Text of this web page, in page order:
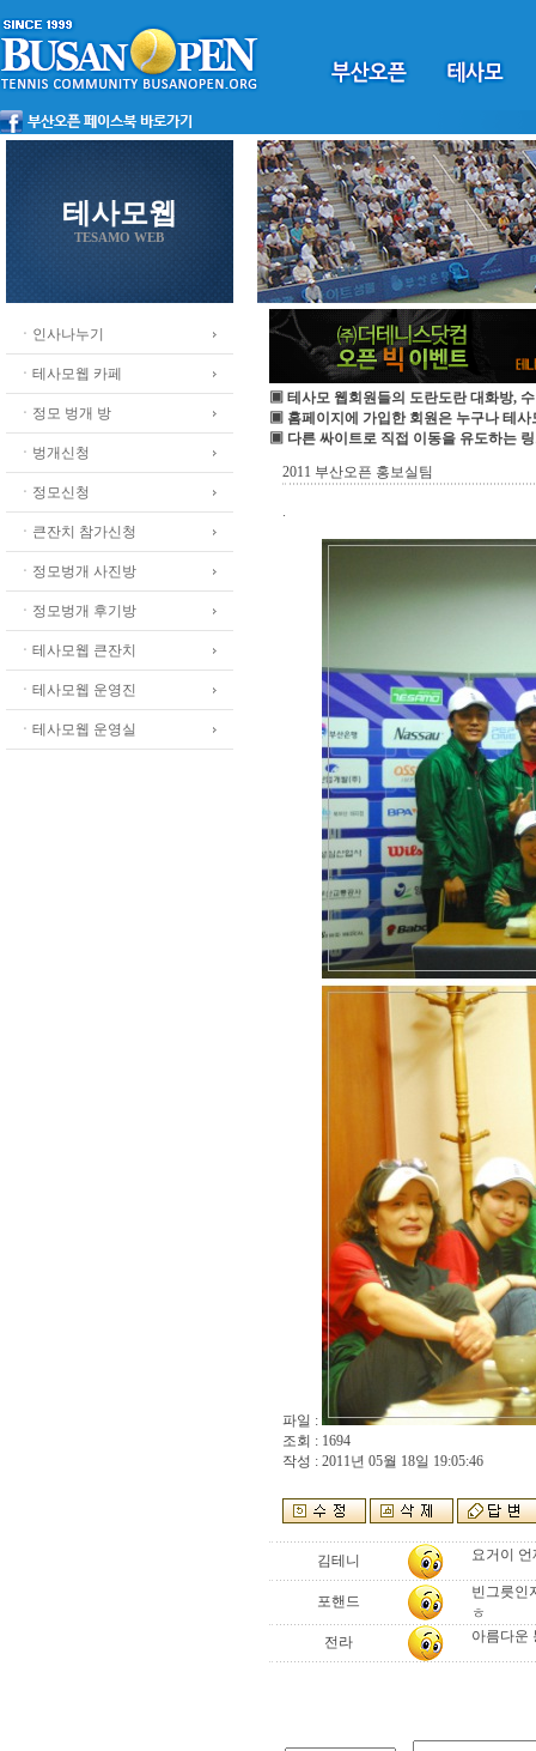
테사모웹
TESAMO WEB
ㆍ인사나누기
ㆍ테사모웹 카페
ㆍ정모 벙개 방
ㆍ벙개신청
ㆍ정모신청
ㆍ큰잔치 참가신청
ㆍ정모벙개 사진방
ㆍ정모벙개 후기방
ㆍ테사모웹 큰잔치
ㆍ테사모웹 운영진
ㆍ테사모웹 운영실
▣ 테사모 웹회원들의 도란도란 대화방,
▣ 홈페이지에 가입한 회원은 누구나 테사
▣ 다른 싸이트로 직접 이동을 유도하는
2011 부산오픈 홍보실팀
.
파일 :
조회 : 1694
작성 : 2011년 05월 18일 19:05:46
김테니 요거이
포핸드
빈그릇인
ㅎ
전라
아름다운